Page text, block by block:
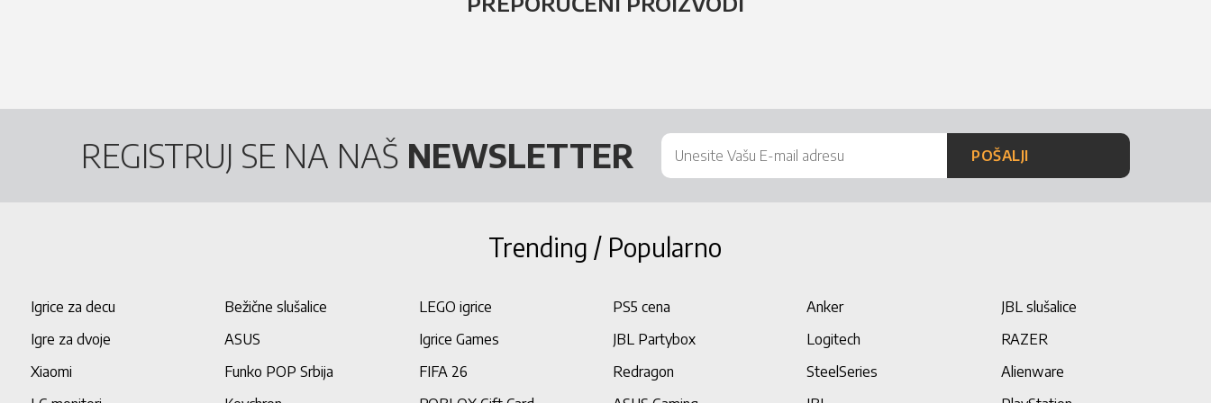
REGISTRUJ SE NA NAŠ NEWSLETTER POŠALJI
Trending / Popularno
Igrice za decu Bežične slušalice LEGO igrice PS5 cena Anker
JBL slušalice
Igre za dvoje
ASUS Igrice Games JBL Partybox Logitech
RAZER
Xiaomi
Funko POP Srbija FIFA 26 Redragon SteelSeries
Alienware